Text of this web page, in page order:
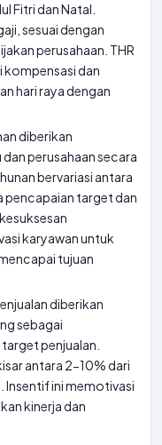
Fitri dan Natal.
sesuai dengan
perusahaan. THR
kompensasi dan
hari raya dengan
diberikan
perusahaan secara
bervariasi antara
pencapaian target dan
karyawan untuk
tujuan
diberikan
sebagai
penjualan.
antara 2-10% dari
Insentif ini memotivasi
kinerja dan